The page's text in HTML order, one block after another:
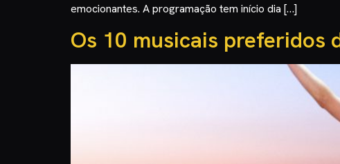
emocionantes. A programação tem início dia […]
Os 10 musicais preferidos